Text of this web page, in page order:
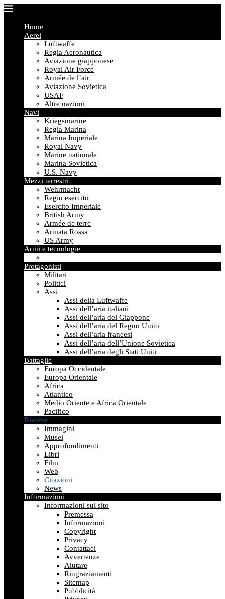
Home
Aerei
Luftwaffe
Regia Aeronautica
Aviazione giapponese
Royal Air Force
Armée de l’air
Aviazione Sovietica
USAF
Altre nazioni
Navi
Kriegsmarine
Regia Marina
Marina Imperiale
Royal Navy
Marine nationale
Marina Sovietica
U.S. Navy
Mezzi terrestri
Wehrmacht
Regio esercito
Esercito Imperiale
British Army
Armée de terre
Armata Rossa
US Army
Armi e tecnologie
Protagonisti
Militari
Politici
Assi
Assi della Luftwaffe
Assi dell’aria italiani
Assi dell’aria del Giappone
Assi dell’aria del Regno Unito
Assi dell’aria francesi
Assi dell’aria dell’Unione Sovietica
Assi dell’aria degli Stati Uniti
Battaglie
Europa Occidentale
Europa Orientale
Africa
Atlantico
Medio Oriente e Africa Orientale
Pacifico
Risorse
Immagini
Musei
Approfondimenti
Libri
Film
Web
Citazioni
News
Informazioni
Informazioni sul sito
Premessa
Informazioni
Copyright
Privacy
Contattaci
Avvertenze
Aiutare
Ringraziamenti
Sitemap
Pubblicità